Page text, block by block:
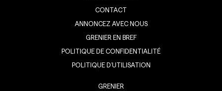
CONTACT
ANNONCEZ AVEC NOUS
GRENIER EN BREF
POLITIQUE DE CONFIDENTIALITÉ
POLITIQUE D’UTILISATION
GRENIER